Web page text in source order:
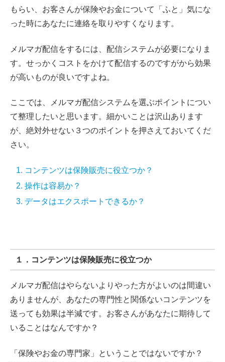
もらい、お客さんが保険やお金について「ふと」気にな
った時にあなたに連絡を取りやすくなります。
メルマガ配信をするには、配信システムが必要になりま
す。せっかくコストをかけて配信するのですがから効果
が高いものが良いですよね。
ここでは、メルマガ配信システムを選ぶポイントについ
て整理したいと思います。細かいことは沢山あります
が、絶対外せない３つのポイントを押さえておいてくだ
さい。
コンテンツは保険販売に役立つか？
操作は容易か？
データはエクスポートできるか？
１．コンテンツは保険販売に役立つか
メルマガ配信はやらないよりやった方がよいのは間違い
ありませんが、あなたの専門性と関係ないコンテンツを
送っても効果は半減です。お客さんがあなたに期待して
いることはなんですか？
「保険やお金の専門家」ということではないですか？